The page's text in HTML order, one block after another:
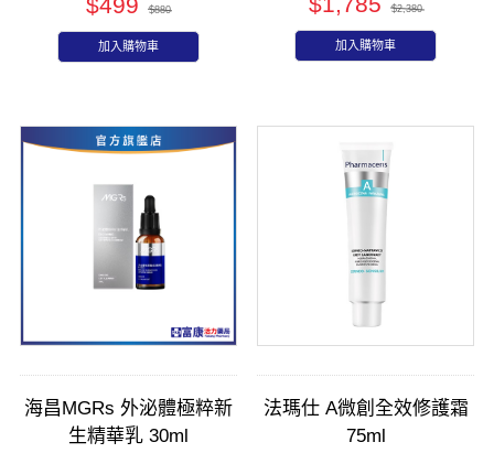
推薦 $880
加入購物車
$2,380
加入購物車
海昌MGRs 外泌體極粹新
生精華乳 30ml
法瑪仕 A微創全效修護霜
75ml